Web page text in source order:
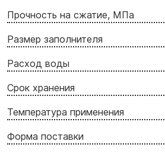
Прочность на сжатие, МПа
Размер заполнителя
Расход воды
Срок хранения
Температура применения
Форма поставки